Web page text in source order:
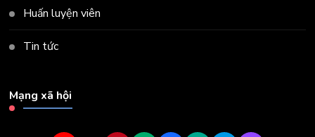
Huấn luyện viên
Tin tức
Mạng xã hội